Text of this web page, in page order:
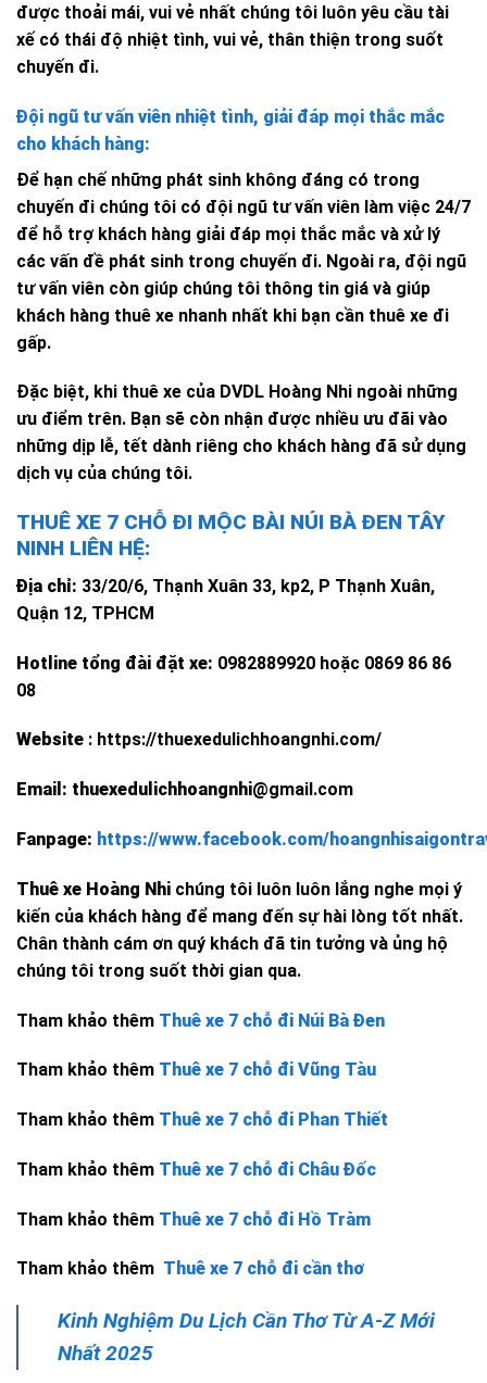
được thoải mái, vui vẻ nhất chúng tôi luôn yêu cầu tài
xế có thái độ nhiệt tình, vui vẻ, thân thiện trong suốt
chuyến đi.
Đội ngũ tư vấn viên nhiệt tình, giải đáp mọi thắc mắc
cho khách hàng:
Để hạn chế những phát sinh không đáng có trong
chuyến đi chúng tôi có đội ngũ tư vấn viên làm việc 24/7
để hỗ trợ khách hàng giải đáp mọi thắc mắc và xử lý
các vấn đề phát sinh trong chuyến đi. Ngoài ra, đội ngũ
tư vấn viên còn giúp chúng tôi thông tin giá và giúp
khách hàng thuê xe nhanh nhất khi bạn cần thuê xe đi
gấp.
Đặc biệt, khi thuê xe của DVDL Hoàng Nhi ngoài những
ưu điểm trên. Bạn sẽ còn nhận được nhiều ưu đãi vào
những dịp lễ, tết dành riêng cho khách hàng đã sử dụng
dịch vụ của chúng tôi.
THUÊ XE 7 CHỖ ĐI MỘC BÀI NÚI BÀ ĐEN TÂY
NINH LIÊN HỆ:
Địa chỉ: 33/20/6, Thạnh Xuân 33, kp2, P Thạnh Xuân,
Quận 12, TPHCM
Hotline tổng đài đặt xe: 0982889920 hoặc 0869 86 86
08
Website : https://thuexedulichhoangnhi.com/
Email: thuexedulichhoangnhi@gmail.com
Fanpage: https://www.facebook.com/
Thuê xe Hoàng Nhi chúng tôi luôn luôn lắng nghe mọi ý
kiến của khách hàng để mang đến sự hài lòng tốt nhất.
Chân thành cám ơn quý khách đã tin tưởng và ủng hộ
chúng tôi trong suốt thời gian qua.
Tham khảo thêm Thuê xe 7 chỗ đi Núi Bà Đen
Tham khảo thêm Thuê xe 7 chỗ đi Vũng Tàu
Tham khảo thêm Thuê xe 7 chỗ đi Phan Thiết
Tham khảo thêm Thuê xe 7 chỗ đi Châu Đốc
Tham khảo thêm Thuê xe 7 chỗ đi Hồ Tràm
Tham khảo thêm Thuê xe 7 chỗ đi cần thơ
Kinh Nghiệm Du Lịch Cần Thơ Từ A-Z Mới
Nhất 2025